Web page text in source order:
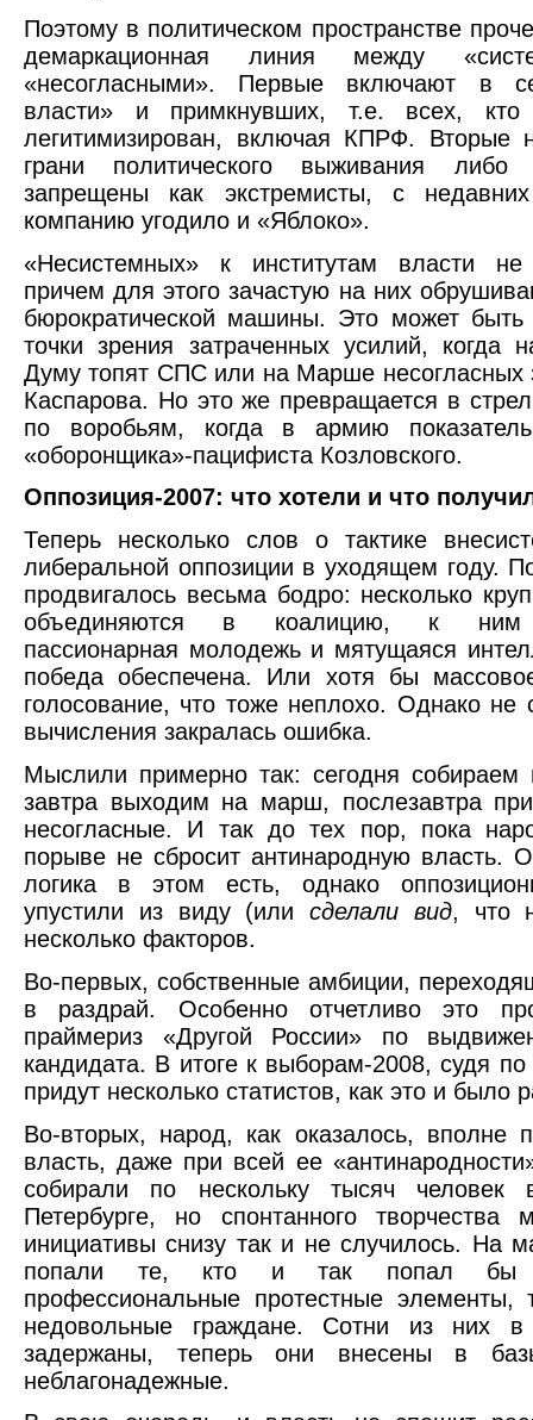
Поэтому в политическом пространстве
демаркационная линия между
«несогласными». Первые включают в
власти» и примкнувших, т.е. всех, кто
легитимизирован, включая КПРФ. Вторые
грани политического выживания
запрещены как экстремисты, с
компанию угодило и «Яблоко».
«Несистемных» к институтам власти не
причем для этого зачастую на них
бюрократической машины. Это может быть
точки зрения затраченных усилий, когда
Думу топят СПС или на Марше несогласных
Каспарова. Но это же превращается в
по воробьям, когда в армию
«оборонщика»-пацифиста Козловского.
Оппозиция-2007: что хотели и что
Теперь несколько слов о тактике
либеральной оппозиции в уходящем году.
продвигалось весьма бодро: несколько
объединяются в коалицию, к ним
пассионарная молодежь и мятущаяся
победа обеспечена. Или хотя бы
голосование, что тоже неплохо. Однако не
вычисления закралась ошибка.
Мыслили примерно так: сегодня собираем
завтра выходим на марш, послезавтра
несогласные. И так до тех пор, пока
порыве не сбросит антинародную власть.
логика в этом есть, однако
упустили из виду (или сделали вид, что
несколько факторов.
Во-первых, собственные амбиции,
в раздрай. Особенно отчетливо это
праймериз «Другой России» по
кандидата. В итоге к выборам-2008, судя
придут несколько статистов, как это и было
Во-вторых, народ, как оказалось, вполне
власть, даже при всей ее
собирали по нескольку тысяч
Петербурге, но спонтанного
инициативы снизу так и не случилось. На
попали те, кто и так попал бы
профессиональные протестные элементы,
недовольные граждане. Сотни из них
задержаны, теперь они внесены в
неблагонадежные.